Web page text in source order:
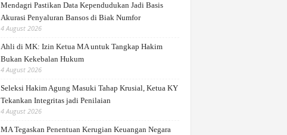
Mendagri Pastikan Data Kependudukan Jadi Basis
Akurasi Penyaluran Bansos di Biak Numfor
4 August 2026
Ahli di MK: Izin Ketua MA untuk Tangkap Hakim
Bukan Kekebalan Hukum
4 August 2026
Seleksi Hakim Agung Masuki Tahap Krusial, Ketua KY
Tekankan Integritas jadi Penilaian
4 August 2026
MA Tegaskan Penentuan Kerugian Keuangan Negara